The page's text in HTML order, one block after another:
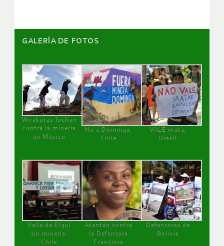
GALERÌA DE FOTOS
Wirakutas luchan
contra la minería
en México
No a Dominga,
Chile
VALE mata,
Brasil
Valle de Elqui
sin minería.
Chile
Atentan contra
la Defensora
Francisca
Defensoras de
Bolivia